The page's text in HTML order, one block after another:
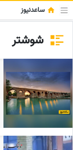
ساعدنیوز
شوشتر